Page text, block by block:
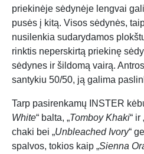
priekinėje sėdynėje lengvai
pusės į kitą. Visos sėdynės,
nusilenkia sudarydamos
rinktis neperskirtą priekinę
sėdynes ir šildomą vairą.
santykiu 50/50, ją galima
Tarp pasirenkamų INSTER
White“ balta, „Tomboy Khaki“ ir
chaki bei „Unbleached Ivory“
spalvos, tokios kaip „Sienna